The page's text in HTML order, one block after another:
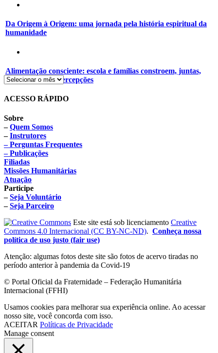
Da Origem à Origem: uma jornada pela história espiritual da
humanidade
Alimentação consciente: escola e famílias constroem, juntas,
novos hábitos e percepções
ACESSO RÁPIDO
Sobre
–Quem Somos
–Instrutores
– Perguntas Frequentes
– Publicações
Filiadas
Missões Humanitárias
Atuação
Participe
–Seja Voluntário
–Seja Parceiro
Este site está sob licenciamento Creative
Commons 4.0 Internacional (CC BY-NC-ND). Conheça nossa
política de uso justo (fair use)
Atenção: algumas fotos deste site são fotos de acervo tiradas no
período anterior à pandemia da Covid-19
© Portal Oficial da Fraternidade – Federação Humanitária
Internacional (FFHI)
Usamos cookies para melhorar sua experiência online. Ao acessar
nosso site, você concorda com isso.
ACEITAR Políticas de Privacidade
Manage consent